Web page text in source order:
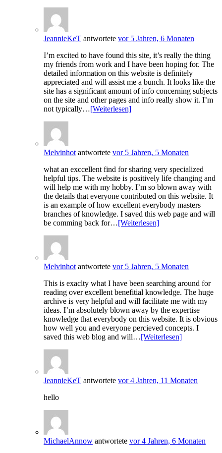
JeannieKeT antwortete vor 5 Jahren, 6 Monaten
I’m excited to have found this site, it’s really the thing
my friends from work and I have been hoping for. The
detailed information on this website is definitely
appreciated and will assist me a bunch. It looks like the
site has a significant amount of info concerning subjects
on the site and other pages and info really show it. I’m
not typically…[Weiterlesen]
Melvinhotantwortete vor 5 Jahren, 5 Monaten
what an exccellent find for sharing very specialized
helpful tips. The website is positively life changing and
will help me with my hobby. I’m so blown away with
the details that everyone contributed on this website. It
is an example of how excellent everybody masters
branches of knowledge. I saved this web page and will
be comming back for…[Weiterlesen]
Melvinhotantwortete vor 5 Jahren, 5 Monaten
This is exaclty what I have been searching around for
reading over excellent benefitial knowledge. The huge
archive is very helpful and will facilitate me with my
ideas. I’m absolutely blown away by the expertise
knowledge that everybody on this website. It is obvious
how well you and everyone percieved concepts. I
saved this web blog and will…[Weiterlesen]
JeannieKeT antwortete vor 4 Jahren, 11 Monaten
hello
MichaelAnnow antwortete vor 4 Jahren, 6 Monaten